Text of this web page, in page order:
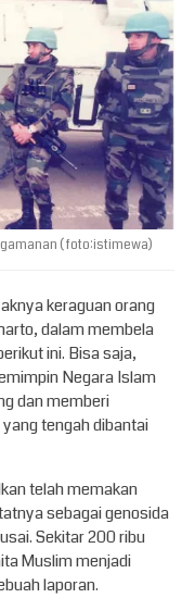
( foto:istimewa)
keraguan orang
dalam membela
ini. Bisa saja,
Negara Islam
dan memberi
tengah dibantai
telah memakan
sebagai genosida
Sekitar 200 ribu
Muslim menjadi
laporan.